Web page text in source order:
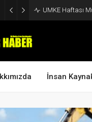
UMKE Haftası
İnsan